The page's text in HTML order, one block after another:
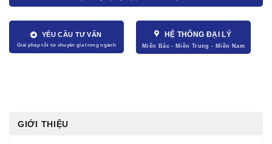
YÊU CẦU TƯ VẤN HỆ THỐNG ĐẠI LÝ
GIỚI THIỆU